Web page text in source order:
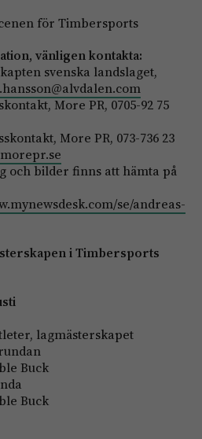
för Timbersports
vänligen kontakta:
svenska landslaget,
More PR, 0705-92 75
More PR, 073-736 23
och bilder finns att hämta på
se/andreas-
i Timbersports
lagmästerskapet
Buck
Buck